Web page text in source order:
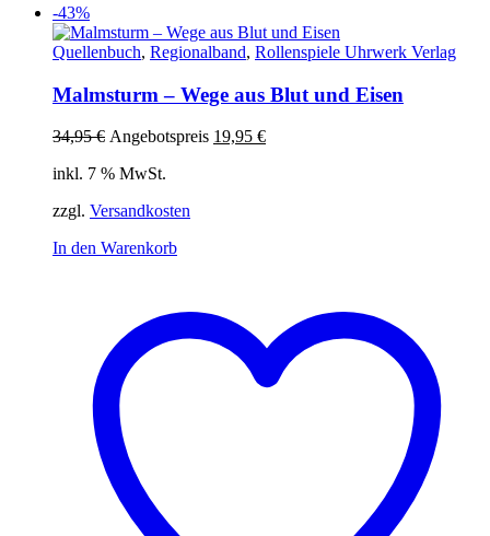
-43%
Quellenbuch, Regionalband, Rollenspiele Uhrwerk Verlag
Malmsturm – Wege aus Blut und Eisen
34,95€ Ursprünglicher
war:
Angebotspreis 19,95 €Aktueller
inkl. 7 % MwSt.
zzgl. Versandkosten
In den Warenkorb